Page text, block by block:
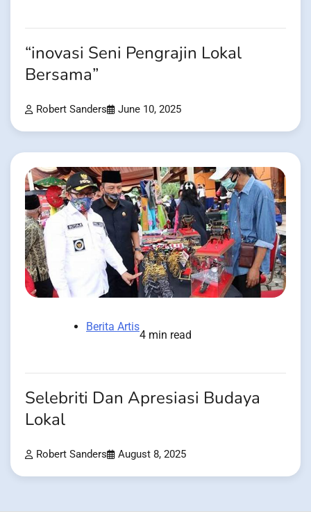
“inovasi Seni Pengrajin Lokal
Bersama”
Robert Sanders June 10, 2025
Berita Artis
4 min read
Selebriti Dan Apresiasi Budaya
Lokal
Robert Sanders August 8, 2025